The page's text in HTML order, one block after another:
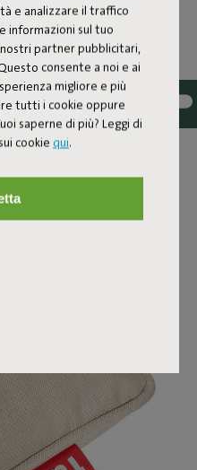
e analizzare il traffico
informazioni sul tuo
partner pubblicitari,
consente a noi e ai
migliore e più
tutti i cookie oppure
saperne di più? Leggi di
cookie qui.
in diversi colori e
e resistenti ai